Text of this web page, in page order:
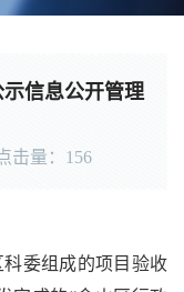
示信息公开管理
量： 156
委组成的项目验收